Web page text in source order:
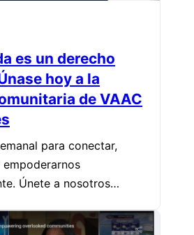
es un derecho
hoy a la
de VAAC
para conectar,
Únete a nosotros…